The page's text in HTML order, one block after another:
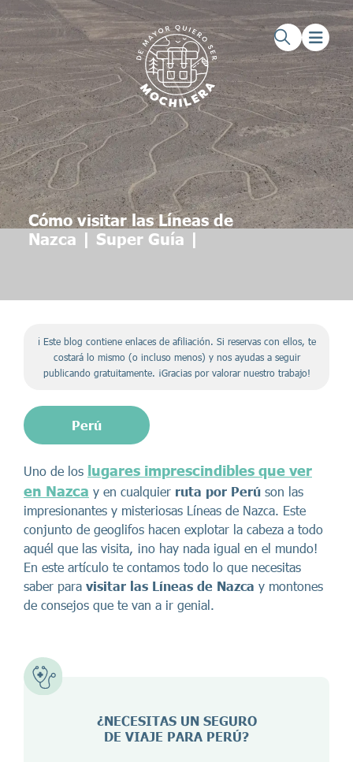
Saltar al contenido principal
Saltar al pie de página
Cómo visitar las Líneas de
Nazca | Super Guía |
ℹ️ Este blog contiene enlaces de afiliación. Si reservas con ellos, te
costará lo mismo (o incluso menos) y nos ayudas a seguir
publicando gratuitamente. ¡Gracias por valorar nuestro trabajo!
Perú
Uno de los lugares imprescindibles que ver
en Nazca y en cualquier ruta por Perú son las
impresionantes y misteriosas Líneas de Nazca. Este
conjunto de geoglifos hacen explotar la cabeza a todo
aquél que las visita, ¡no hay nada igual en el mundo!
En este artículo te contamos todo lo que necesitas
saber para visitar las Líneas de Nazca y montones
de consejos que te van a ir genial.
¿NECESITAS UN SEGURO
DE VIAJE PARA PERÚ?